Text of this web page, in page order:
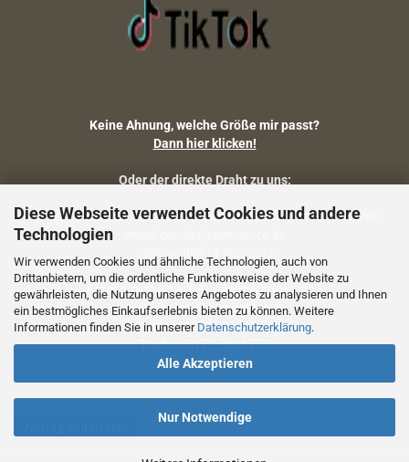
Diese Webseite verwendet Cookies und andere
Technologien
Wir verwenden Cookies und ähnliche Technologien, auch von
Drittanbietern, um die ordentliche Funktionsweise der Website zu
gewährleisten, die Nutzung unseres Angebotes zu analysieren und Ihnen
ein bestmögliches Einkaufserlebnis bieten zu können. Weitere
Informationen finden Sie in unserer Datenschutzerklärung.
Alle Akzeptieren
Nur Notwendige
Keine Ahnung, welche Größe mir passt?
Dann hier klicken!
Oder der direkte Draht zu uns:
Fragen zu Artikelmaßen, Warenbestand, Lieferstatus, Versand?
Telefon: 09474-9523253
Fragen zum Artikel (Größenberatung etc.)
email: holger@camostore.de
Telefon: 09474-9523253
Telefon: 0172-8691770